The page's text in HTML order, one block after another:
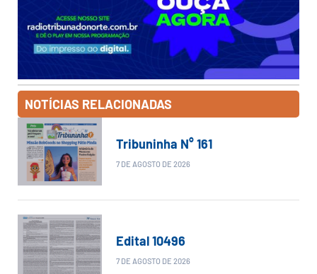
NOTÍCIAS RELACIONADAS
Tribuninha N° 161
7 DE AGOSTO DE 2026
Edital 10496
7 DE AGOSTO DE 2026